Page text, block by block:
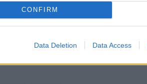
CONFIRM
Data Deletion Data Access